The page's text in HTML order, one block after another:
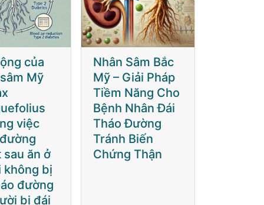
Bắc
Pháp
Cho
Đái
Biến
Thận
Tác động của
nhân sâm Mỹ
(Panax
quinquefolius
L) trong việc
giảm đường
huyết sau ăn ở